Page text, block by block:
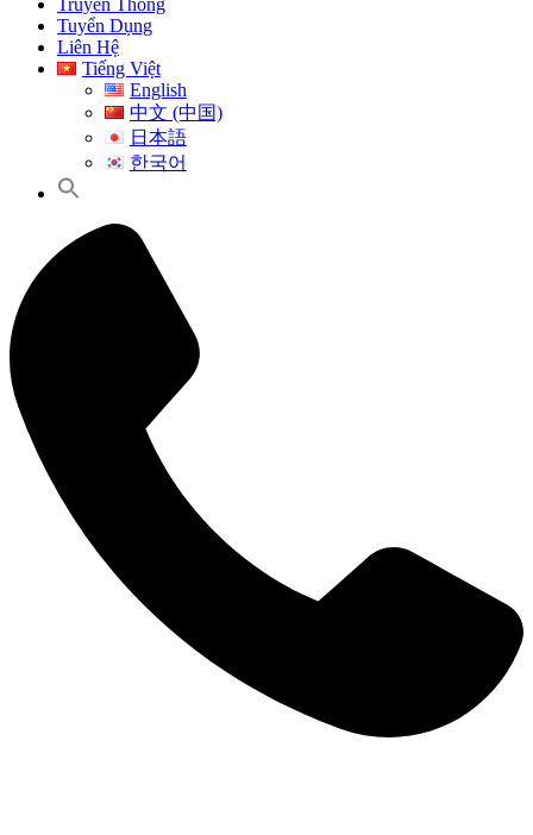
Truyền Thông
Tuyển Dụng
Liên Hệ
Tiếng Việt
English
中文 (中国)
日本語
한국어